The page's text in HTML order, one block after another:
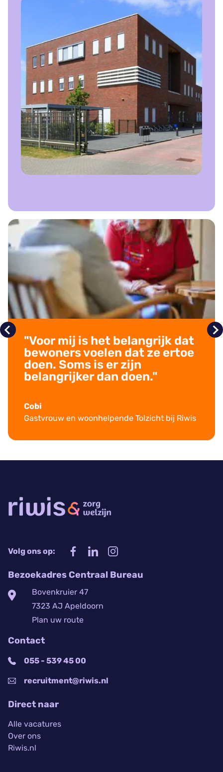
"Voor mij is het belangrijk dat
bewoners voelen dat ze ertoe
doen. Soms is er zijn
belangrijker dan doen."
Cobi
Gastvrouw en woonhelpende Tolzicht bij Riwis
Volg ons op:
Bezoekadres Centraal Bureau
Bovenkruier 47
7323 AJ Apeldoorn
Plan uw route
Contact
055 - 539 45 00
recruitment@riwis.nl
Direct naar
Alle vacatures
Over ons
Riwis.nl